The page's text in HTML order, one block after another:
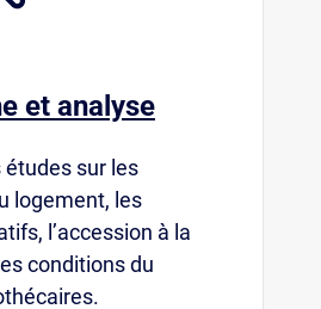
et analyse
études sur les
logement, les
l’accession à la
conditions du